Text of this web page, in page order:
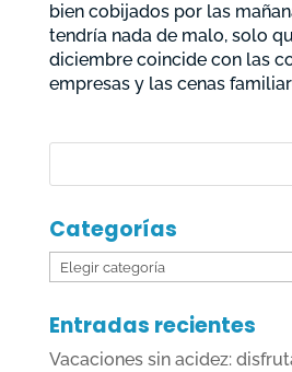
bien cobijados por las
tendría nada de malo, solo
diciembre coincide con las
empresas y las cenas
Categorías
Categorías
Entradas recientes
Vacaciones sin acidez: